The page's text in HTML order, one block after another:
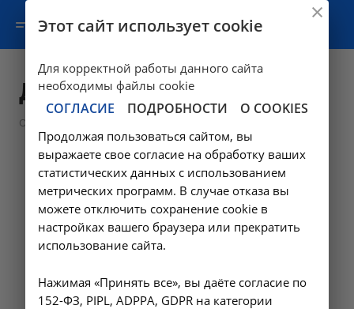
Документы
О клинике
Этот сайт использует cookie
Для корректной работы данного сайта
необходимы файлы cookie
СОГЛАСИЕ ПОДРОБНОСТИ О COOKIES
Продолжая пользоваться сайтом, вы
выражаете свое согласие на обработку ваших
статистических данных с использованием
метрических программ. В случае отказа вы
можете отключить сохранение cookie в
настройках вашего браузера или прекратить
использование сайта.
Нажимая «Принять все», вы даёте согласие по
152-ФЗ, PIPL, ADPPA, GDPR на категории